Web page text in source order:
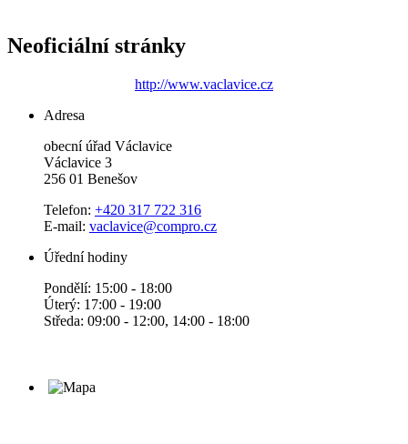
Neoficiální stránky
http://www.vaclavice.cz
Adresa
obecní úřad Václavice
Václavice 3
256 01 Benešov
Telefon: +420 317 722 316
E-mail: vaclavice@compro.cz
Úřední hodiny
Pondělí: 15:00 - 18:00
Úterý: 17:00 - 19:00
Středa: 09:00 - 12:00, 14:00 - 18:00